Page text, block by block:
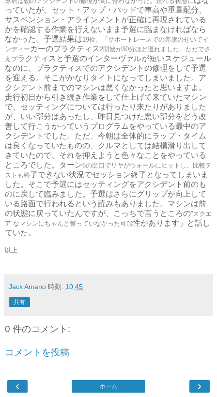
っていたが、セット・アップ・パッドで車高や重量配分、
サスペンション・アラインメントが正確に再現されている
かを確認する作業を行えないまま予選に臨まなければなら
なかった。 予選結果は19位。「サポートレースでの赤旗のせいでイ
ンディー カーのプラクティス 2開始が30分ほど遅れました。ただでさ
えプラクティスと予選のインターヴァルが短いスケジュール
なのに、プラクティスでのアクシデントの修理をして予選
を迎える。そこがかなりタイトになってしまいました。ア
クシデント前までのマシンは悪くなかったと思いますよ。
走行初日から引き続き作業をして仕上げて来ていたマシン
で、セッティングについては行ったり来たりがありました
が、いい部分はあったし、昨日見つけた悪い部分をどう 改
善して行こうかっていうプログラムをやっている最中のア
クシデントでした。ただ、今朝は全体的にラップ・ タイム
は良くなっていたものの、クルマとしては結構滑り出して
き ていたので、それを抑えようと色々なことをやっている
ところでした。ターン6の出口でリヤがウォールにヒットし、比較テ
ストも終了できない状況でセッション終了となってしまいま
した。そこで予選にはセッティングをアクシデント前のも
のに戻して臨みました。 予選はさらにグリップが向上して
いる路面で行われるという読みもありました。マシンは前
の状態に戻っていたんですが、こっちで言うところの”スクエ
ア”なマシンにちゃんと整っていなかった可能性があります」と話し
ていた。
以上
Jack Amano 時刻: 10:45
共有
0 件のコメント:
コメントを投稿
‹ ›
ホーム